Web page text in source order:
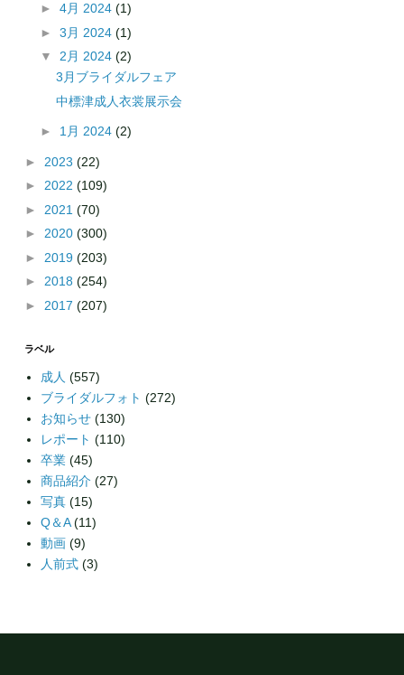
► 4月 2024 (1)
► 3月 2024 (1)
▼ 2月 2024 (2)
3月ブライダルフェア
中標津成人衣裳展示会
► 1月 2024 (2)
► 2023 (22)
► 2022 (109)
► 2021 (70)
► 2020 (300)
► 2019 (203)
► 2018 (254)
► 2017 (207)
ラベル
成人 (557)
ブライダルフォト (272)
お知らせ (130)
レポート (110)
卒業 (45)
商品紹介 (27)
写真 (15)
Q＆A(11)
動画 (9)
人前式 (3)